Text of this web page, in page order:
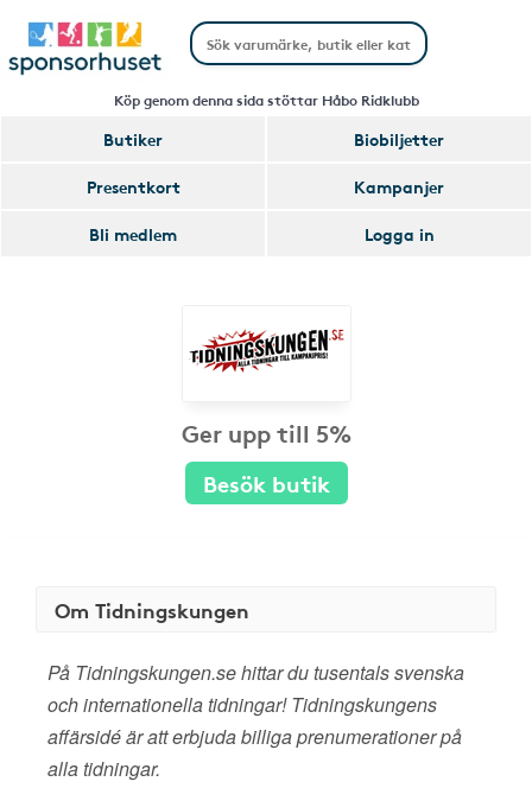
Köp genom denna sida stöttar Håbo Ridklubb
Butiker
Biobiljetter
Presentkort
Kampanjer
Bli medlem
Logga in
Ger upp till 5%
Besök butik
Om Tidningskungen
På Tidningskungen.se hittar du tusentals svenska
och internationella tidningar! Tidningskungens
affärsidé är att erbjuda billiga prenumerationer på
alla tidningar.